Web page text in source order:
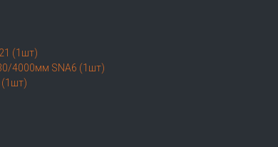
(1шт)
4000мм SNA6 (1шт)
(1шт)